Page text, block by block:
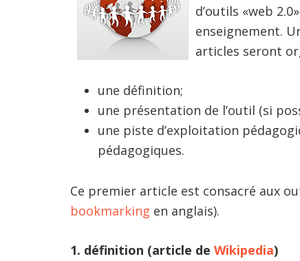
d’outils «web
enseignement.
articles seront
une définition;
une présentation de l’outil (si
une piste d’exploitation
pédagogiques.
Ce premier article est consacré aux
bookmarking en anglais).
1. définition (article de Wikipedia)